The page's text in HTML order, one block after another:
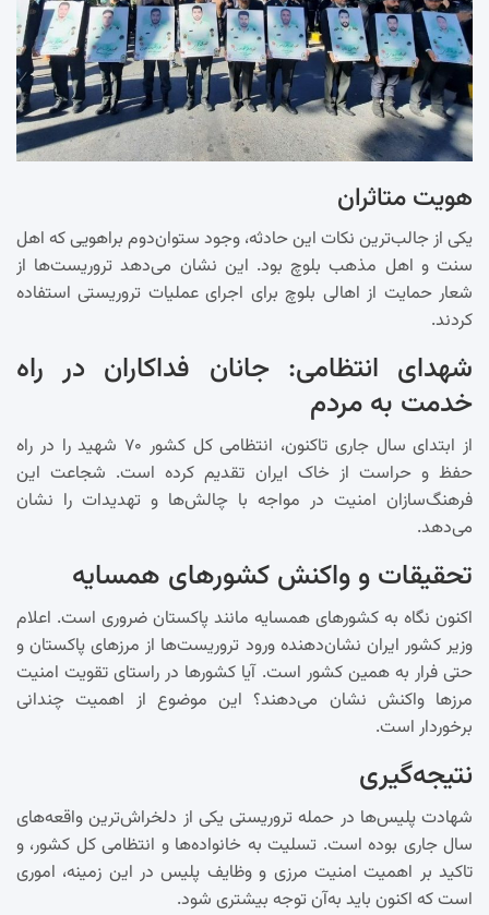
هویت متاثران
یکی از جالب‌ترین نکات این حادثه، وجود ستوان‌دوم براهویی که اهل
سنت و اهل مذهب بلوچ بود. این نشان می‌دهد تروریست‌ها از
شعار حمایت از اهالی بلوچ برای اجرای عملیات تروریستی استفاده
کردند.
شهدای انتظامی: جانان فداکاران در راه
خدمت به مردم
از ابتدای سال جاری تاکنون، انتظامی کل کشور ۷۰ شهید را در راه
حفظ و حراست از خاک ایران تقدیم کرده است. شجاعت این
فرهنگ‌سازان امنیت در مواجه با چالش‌ها و تهدیدات را نشان
می‌دهد.
تحقیقات و واکنش کشورهای همسایه
اکنون نگاه به کشورهای همسایه مانند پاکستان ضروری است. اعلام
وزیر کشور ایران نشان‌دهنده ورود تروریست‌ها از مرزهای پاکستان و
حتی فرار به همین کشور است. آیا کشورها در راستای تقویت امنیت
مرزها واکنش نشان می‌دهند؟ این موضوع از اهمیت چندانی
برخوردار است.
نتیجه‌گیری
شهادت پلیس‌ها در حمله تروریستی یکی از دلخراش‌ترین واقعه‌های
سال جاری بوده است. تسلیت به خانواده‌ها و انتظامی کل کشور، و
تاکید بر اهمیت امنیت مرزی و وظایف پلیس در این زمینه، اموری
است که اکنون باید به‌آن توجه بیشتری شود.